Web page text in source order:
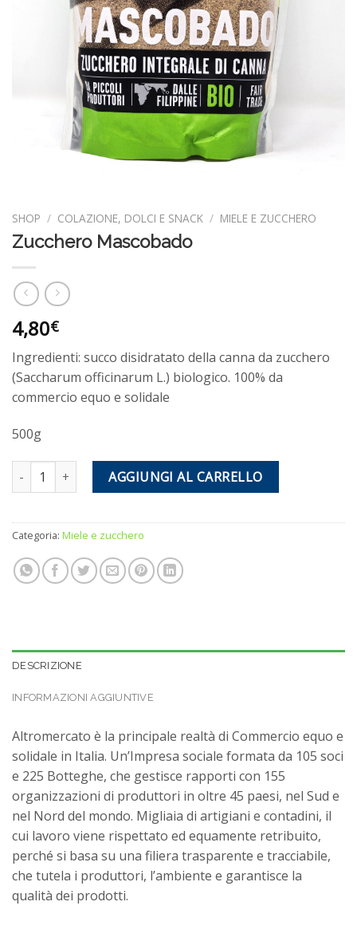
SHOP / COLAZIONE, DOLCI E SNACK / MIELE E ZUCCHERO
Zucchero Mascobado
4,80€
Ingredienti: succo disidratato della canna da zucchero
(Saccharum officinarum L.) biologico. 100% da
commercio equo e solidale
500g
Zucchero Mascobado quantitàAGGIUNGI AL CARRELLO
Categoria: Miele e zucchero
DESCRIZIONE
INFORMAZIONI AGGIUNTIVE
Altromercato è la principale realtà di Commercio equo e
solidale in Italia. Un’Impresa sociale formata da 105 soci
e 225 Botteghe, che gestisce rapporti con 155
organizzazioni di produttori in oltre 45 paesi, nel Sud e
nel Nord del mondo. Migliaia di artigiani e contadini, il
cui lavoro viene rispettato ed equamente retribuito,
perché si basa su una filiera trasparente e tracciabile,
che tutela i produttori, l’ambiente e garantisce la
qualità dei prodotti.